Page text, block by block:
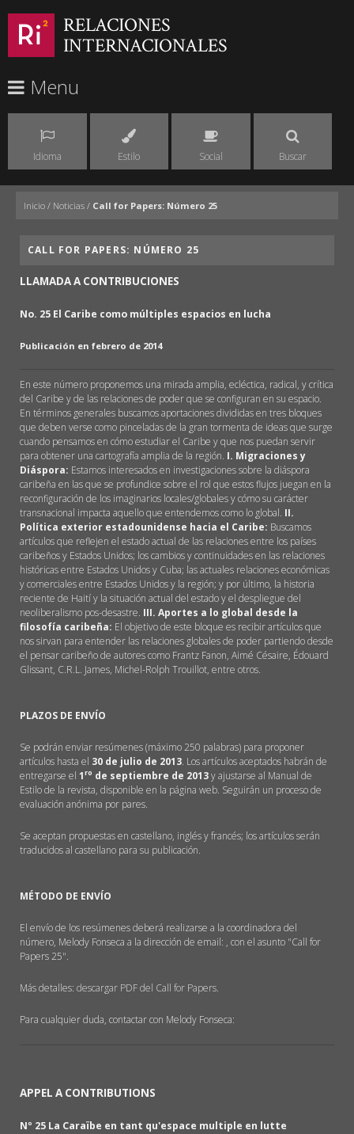
RELACIONES
INTERNACIONALES
Menu
Idioma Estilo Social Buscar
Inicio / Noticias / Call for Papers: Número 25
CALL FOR PAPERS: NÚMERO 25
LLAMADA A CONTRIBUCIONES
No. 25 El Caribe como múltiples espacios en lucha
Publicación en febrero de 2014
En este número proponemos una mirada amplia, ecléctica, radical, y crítica
del Caribe y de las relaciones de poder que se configuran en su espacio.
En términos generales buscamos aportaciones divididas en tres bloques
que deben verse como pinceladas de la gran tormenta de ideas que surge
cuando pensamos en cómo estudiar el Caribe y que nos puedan servir
para obtener una cartografía amplia de la región. I. Migraciones y
Diáspora: Estamos interesados en investigaciones sobre la diáspora
caribeña en las que se profundice sobre el rol que estos flujos juegan en la
reconfiguración de los imaginarios locales/globales y cómo su carácter
transnacional impacta aquello que entendemos como lo global. II.
Política exterior estadounidense hacia el Caribe: Buscamos
artículos que reflejen el estado actual de las relaciones entre los países
caribeños y Estados Unidos; los cambios y continuidades en las relaciones
históricas entre Estados Unidos y Cuba; las actuales relaciones económicas
y comerciales entre Estados Unidos y la región; y por último, la historia
reciente de Haití y la situación actual del estado y el despliegue del
neoliberalismo pos-desastre. III. Aportes a lo global desde la
filosofía caribeña: El objetivo de este bloque es recibir artículos que
nos sirvan para entender las relaciones globales de poder partiendo desde
el pensar caribeño de autores como Frantz Fanon, Aimé Césaire, Édouard
Glissant, C.R.L. James, Michel-Rolph Trouillot, entre otros.
PLAZOS DE ENVÍO
Se podrán enviar resúmenes (máximo 250 palabras) para proponer
artículos hasta el 30 de julio de 2013. Los artículos aceptados habrán de
entregarse el 1ro de septiembre de 2013y ajustarse al Manual de
Estilo de la revista, disponible en la página web. Seguirán un proceso de
evaluación anónima por pares.
Se aceptan propuestas en castellano, inglés y francés; los artículos serán
traducidos al castellano para su publicación.
MÉTODO DE ENVÍO
El envío de los resúmenes deberá realizarse a la coordinadora del
número, Melody Fonseca a la dirección de email: , con el asunto "Call for
Papers 25".
Más detalles: descargar PDF del Call for Papers.
Para cualquier duda, contactar con Melody Fonseca:
APPEL A CONTRIBUTIONS
Nº 25 La Caraïbe en tant qu'espace multiple en lutte